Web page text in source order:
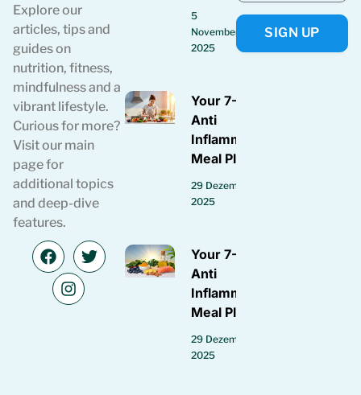
Explore our
articles, tips and
guides on
nutrition, fitness,
mindfulness and a
vibrant lifestyle.
Curious for more?
Visit our main
page for
additional topics
and deep-dive
features.
5
November
2025
Your 7-Day
Anti
Inflammatory
Meal Plan
29 Dezember
2025
Your 7-Day
Anti
Inflammatory
Meal Plan
29 Dezember
2025
SIGN UP